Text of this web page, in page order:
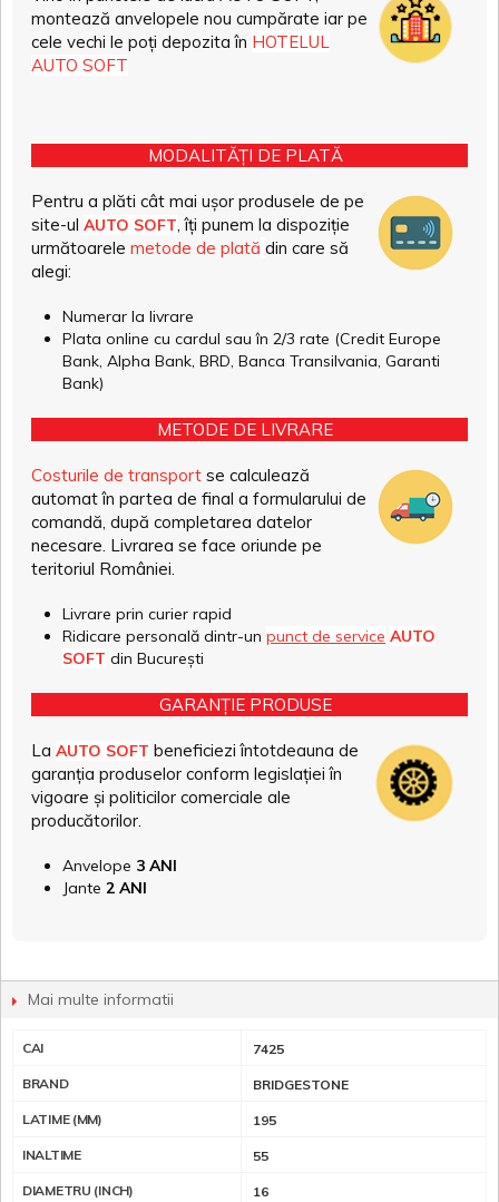
montează anvelopele nou cumpărate iar pe
cele vechi le poți depozita în HOTELUL
AUTO SOFT
MODALITĂȚI DE PLATĂ
Pentru a plăti cât mai ușor produsele de pe
site-ul AUTO SOFT, îți punem la dispoziție
următoarele metode de plată din care să
alegi:
Numerar la livrare
Plata online cu cardul sau în 2/3 rate (Credit Europe
Bank, Alpha Bank, BRD, Banca Transilvania, Garanti
Bank)
METODE DE LIVRARE
Costurile de transport se calculează
automat în partea de final a formularului de
comandă, după completarea datelor
necesare. Livrarea se face oriunde pe
teritoriul României.
Livrare prin curier rapid
Ridicare personală dintr-un punct de service AUTO
SOFT din București
GARANȚIE PRODUSE
La AUTO SOFT beneficiezi întotdeauna de
garanția produselor conform legislației în
vigoare și politicilor comerciale ale
producătorilor.
Anvelope 3 ANI
Jante 2 ANI
Mai multe informatii
CAI 7425
BRAND BRIDGESTONE
LATIME (MM) 195
INALTIME 55
DIAMETRU (INCH) 16